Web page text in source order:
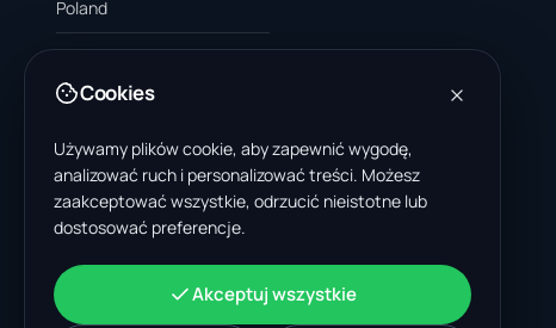
Poland
Stany Zjednoczone
4378 Park Blvd N
Pinellas Park, FL 33781-3536
Indie
A-199, Sector 63
Noida, Uttar Pradesh 201301
+48 606 662 650
support@wastemarkt.com
office@wastemarkt.com
Cookies
Używamy plików cookie, aby zapewnić wygodę,
analizować ruch i personalizować treści. Możesz
zaakceptować wszystkie, odrzucić nieistotne lub
dostosować preferencje.
Akceptuj wszystkie